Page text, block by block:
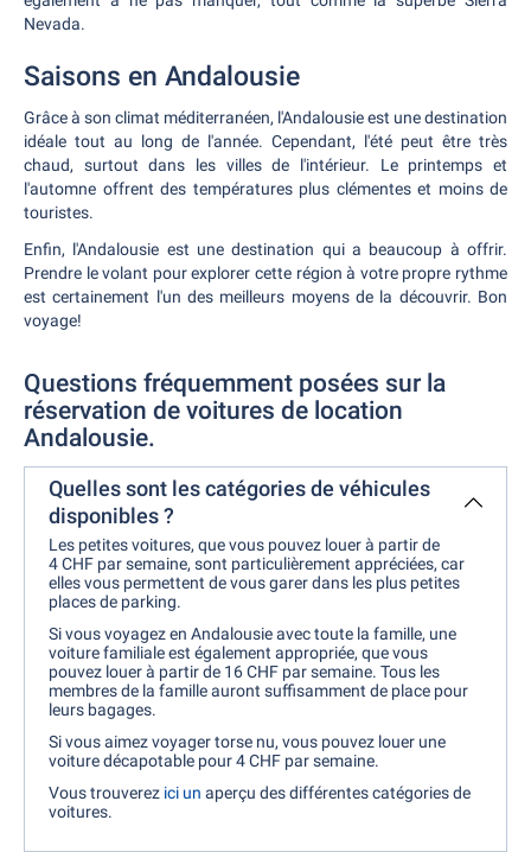
Nevada.
Saisons en Andalousie
Grâce à son climat méditerranéen, l'Andalousie est une destination
idéale tout au long de l'année. Cependant, l'été peut être très
chaud, surtout dans les villes de l'intérieur. Le printemps et
l'automne offrent des températures plus clémentes et moins de
touristes.
Enfin, l'Andalousie est une destination qui a beaucoup à offrir.
Prendre le volant pour explorer cette région à votre propre rythme
est certainement l'un des meilleurs moyens de la découvrir. Bon
voyage!
Questions fréquemment posées sur la
réservation de voitures de location
Andalousie.
Quelles sont les catégories de véhicules
disponibles ?
Les petites voitures, que vous pouvez louer à partir de
4 CHF par semaine, sont particulièrement appréciées, car
elles vous permettent de vous garer dans les plus petites
places de parking.
Si vous voyagez en Andalousie avec toute la famille, une
voiture familiale est également appropriée, que vous
pouvez louer à partir de 16 CHF par semaine. Tous les
membres de la famille auront suffisamment de place pour
leurs bagages.
Si vous aimez voyager torse nu, vous pouvez louer une
voiture décapotable pour 4 CHF par semaine.
Vous trouverez ici un aperçu des différentes catégories de
voitures.